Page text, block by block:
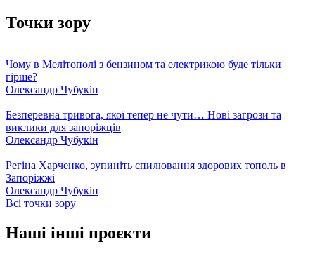
Точки зору
Чому в Мелітополі з бензином та електрикою буде тільки
гірше?
Олександр Чубукін
Безперевна тривога, якої тепер не чути… Нові загрози та
виклики для запоріжців
Олександр Чубукін
Регіна Харченко, зупиніть спилювання здорових тополь в
Запоріжжі
Олександр Чубукін
Всі точки зору
Наші інші проєкти